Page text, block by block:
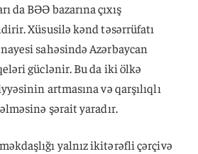
da BƏƏ bazarına çıxış
Xüsusilə kənd təsərrüfatı
sahəsində Azərbaycan
güclənir. Bu da iki ölkə
artmasına və qarşılıqlı
şərait yaradır.
yalnız ikitərəfli çərçivə